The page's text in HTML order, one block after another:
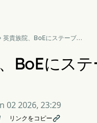
 英貴族院、BoEにステーブル
BoEにス
02 2026, 23:29
リンクをコピー